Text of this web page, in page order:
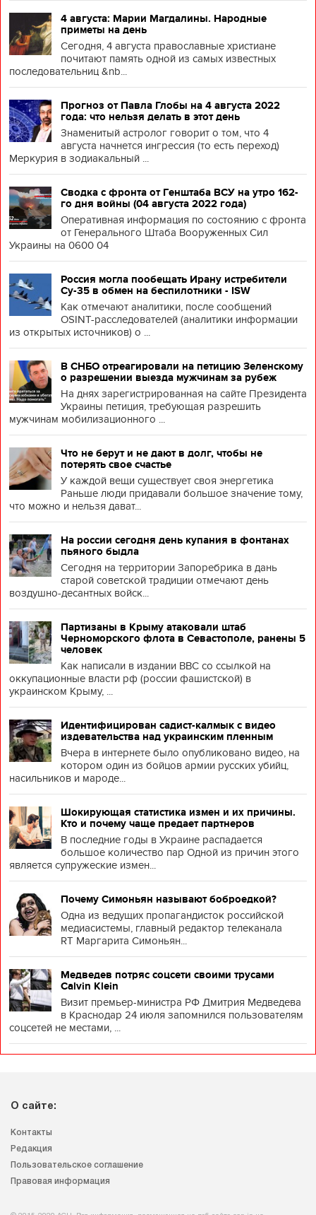
4 августа: Марии Магдалины. Народные
приметы на день
Сегодня, 4 августа православные христиане
почитают память одной из самых известных
последовательниц &nb...
Прогноз от Павла Глобы на 4 августа 2022
года: что нельзя делать в этот день
Знаменитый астролог говорит о том, что 4
августа начнется ингрессия (то есть переход)
Меркурия в зодиакальный ...
Сводка с фронта от Генштаба ВСУ на утро 162-
го дня войны (04 августа 2022 года)
Оперативная информация по состоянию с фронта
от Генерального Штаба Вооруженных Сил
Украины на 0600 04
Россия могла пообещать Ирану истребители
Су-35 в обмен на беспилотники - ISW
Как отмечают аналитики, после сообщений
OSINT-расследователей (аналитики информации
из открытых источников) о ...
В СНБО отреагировали на петицию Зеленскому
о разрешении выезда мужчинам за рубеж
На днях зарегистрированная на сайте Президента
Украины петиция, требующая разрешить
мужчинам мобилизационного ...
Что не берут и не дают в долг, чтобы не
потерять свое счастье
У каждой вещи существует своя энергетика
Раньше люди придавали большое значение тому,
что можно и нельзя дават...
На россии сегодня день купания в фонтанах
пьяного быдла
Сегодня на территории Запоребрика в дань
старой советской традиции отмечают день
воздушно-десантных войск...
Партизаны в Крыму атаковали штаб
Черноморского флота в Севастополе, ранены 5
человек
Как написали в издании BBC со ссылкой на
оккупационные власти рф (россии фашистской) в
украинском Крыму, ...
Идентифицирован садист-калмык с видео
издевательства над украинским пленным
Вчера в интернете было опубликовано видео, на
котором один из бойцов армии русских убийц,
насильников и мароде...
Шокирующая статистика измен и их причины.
Кто и почему чаще предает партнеров
В последние годы в Украине распадается
большое количество пар Одной из причин этого
является супружеские измен...
Почему Симоньян называют боброедкой?
Одна из ведущих пропагандисток российской
медиасистемы, главный редактор телеканала
RT Маргарита Симоньян...
Медведев потряс соцсети своими трусами
Calvin Klein
Визит премьер-министра РФ Дмитрия Медведева
в Краснодар 24 июля запомнился пользователям
соцсетей не местами, ...
О сайте:
Контакты
Редакция
Пользовательское соглашение
Правовая информация